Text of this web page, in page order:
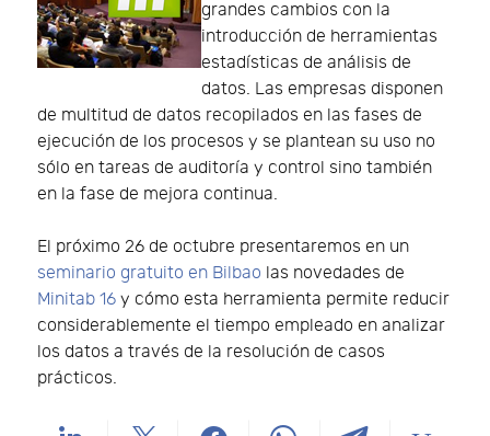
grandes cambios con la
introducción de herramientas
estadísticas de análisis de
datos. Las empresas disponen
de multitud de datos recopilados en las fases de
ejecución de los procesos y se plantean su uso no
sólo en tareas de auditoría y control sino también
en la fase de mejora continua.
El próximo 26 de octubre presentaremos en un
seminario gratuito en Bilbao las novedades de
Minitab 16 y cómo esta herramienta permite reducir
considerablemente el tiempo empleado en analizar
los datos a través de la resolución de casos
prácticos.